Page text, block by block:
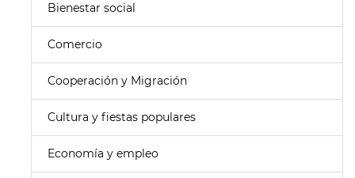
Bienestar social
Comercio
Cooperación y Migración
Cultura y fiestas populares
Economía y empleo